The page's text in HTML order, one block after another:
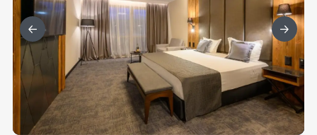
Гърция
Услуги
Вход